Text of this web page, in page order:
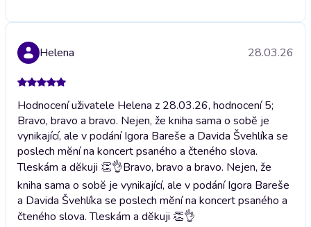
Helena 28.03.26
Hodnocení uživatele Helena z 28.03.26, hodnocení 5;
Bravo, bravo a bravo. Nejen, že kniha sama o sobĕ je
vynikající, ale v podání Igora Bareše a Davida Švehlíka se
poslech mĕní na koncert psaného a čteného slova.
Tleskám a dĕkuji 👏👌Bravo, bravo a bravo. Nejen, že
kniha sama o sobĕ je vynikající, ale v podání Igora Bareše
a Davida Švehlíka se poslech mĕní na koncert psaného a
čteného slova. Tleskám a dĕkuji 👏👌